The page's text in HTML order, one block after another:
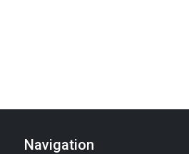
Navigation